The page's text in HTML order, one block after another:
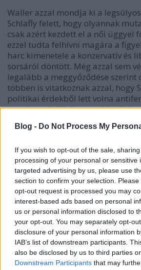
Blog - Do Not Process My
If you wish to opt-out of the sale,
processing of your personal or sensitive
targeted advertising by us, please use
section to confirm your selection.
opt-out request is processed you may
interest-based ads based on personal
us or personal information disclosed to
your opt-out. You may separately opt-
disclosure of your personal information
IAB’s list of downstream participants.
also be disclosed by us to third parties
Downstream Participants that may
Waller azzal mondja ki a
Schlafly felett, hogy olyannak
csak azért kezdett el a női üggyel
ezzel tudta felhívni magára a
harc kimenetele a konzervatív és
sorsáról döntött. Még azzal sem
legalább a meggyőződése szerint
többen is vitatkoznak azzal, hogy
politikai érdekből lett volna
rasszista, de Waller
szempontból ütősebb.)
A második hullám szépségei és
A feminizmus nyugati
egyértelműen meghatározó
a választójogot kiharcoló 19.
eleji szüfrazsett mozgalomhoz
hetvenes évek Amerikájához. A
mozgolódás első nagy lökését
sikerkönyve, az 1963-ban kiadott
Mystiqueadta, amiben az írónő
problémáról” értekezett, ami